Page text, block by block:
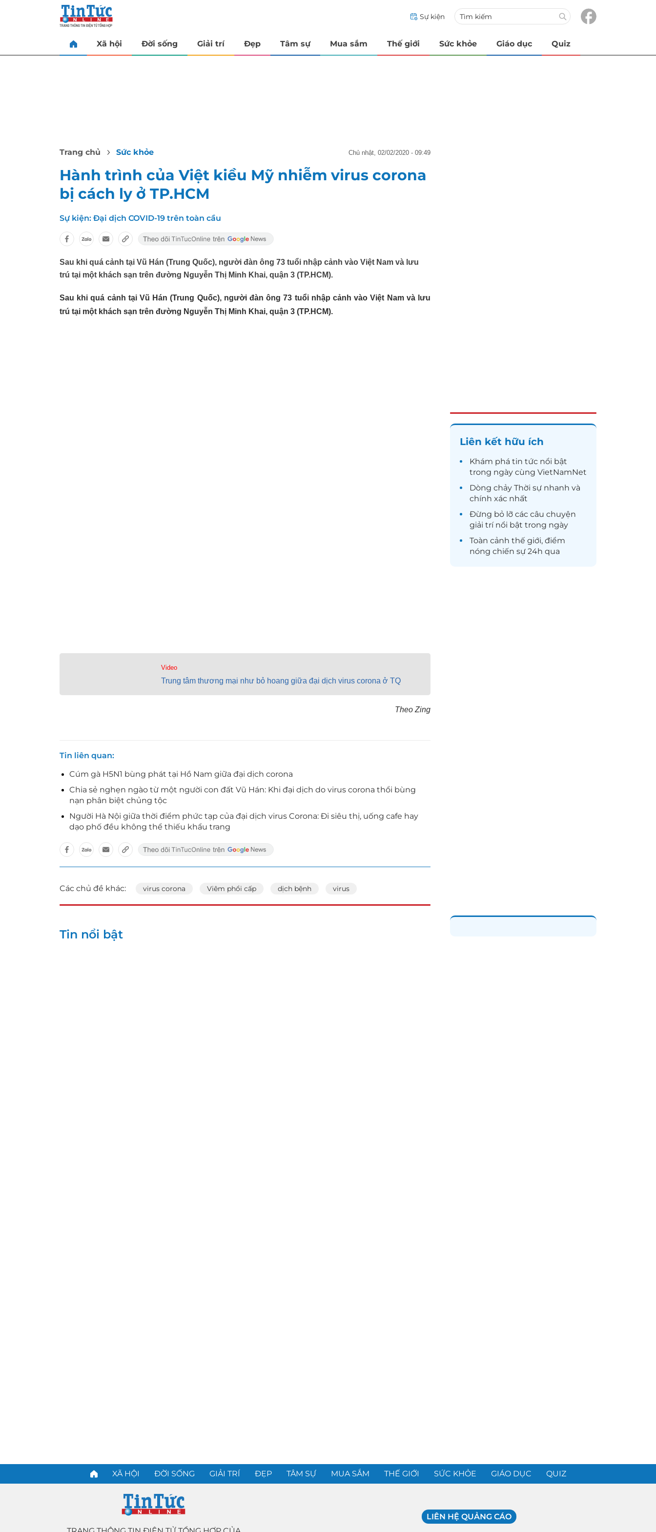
Sự kiện
Xã hội Đời sống Giải trí Đẹp Tâm sự Mua sắm Thế giới Sức khỏe Giáo dục Quiz
Trang chủ Sức khỏe chủ nhật, 02/02/2020 - 09:49
Hành trình của Việt kiều Mỹ nhiễm virus corona
bị cách ly ở TP.HCM
Sự kiện: Đại dịch COVID-19 trên toàn cầu
Sau khi quá cảnh tại Vũ Hán (Trung Quốc), người đàn ông 73 tuổi nhập cảnh vào Việt Nam và lưu
trú tại một khách sạn trên đường Nguyễn Thị Minh Khai, quận 3 (TP.HCM).
Sau khi quá cảnh tại Vũ Hán (Trung Quốc), người đàn ông 73 tuổi nhập cảnh vào Việt Nam và lưu
trú tại một khách sạn trên đường Nguyễn Thị Minh Khai, quận 3 (TP.HCM).
Video
Trung tâm thương mại như bỏ hoang giữa đại dịch virus corona ở TQ
Theo Zing
Tin liên quan
Cúm gà H5N1 bùng phát tại Hồ Nam giữa đại dịch corona
Chia sẻ nghẹn ngào từ một người con đất Vũ Hán: Khi đại dịch do virus corona thổi bùng
nạn phân biệt chủng tộc
Người Hà Nội giữa thời điểm phức tạp của đại dịch virus Corona: Đi siêu thị, uống cafe hay
dạo phố đều không thể thiếu khẩu trang
Các chủ đề khác: virus corona Viêm phổi cấp dịch bệnh virus
Liên kết hữu ích
Khám phá tin tức nổi bật
trong ngày cùng VietNamNet
Dòng chảy Thời sự nhanh và
chính xác nhất
Đừng bỏ lỡ các câu chuyện
giải trínổi bật trong ngày
Toàn cảnh thế giới, điểm
nóng chiến sự 24h qua
Tin nổi bật
XÃ HỘI ĐỜI SỐNG GIẢI TRÍ ĐẸP TÂM SỰ MUA SẮM THẾ GIỚI SỨC KHỎE GIÁO DỤC QUIZ
LIÊN HỆ QUẢNG CÁO